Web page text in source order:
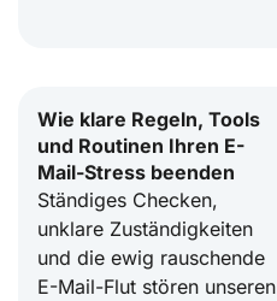
Wie klare Regeln, Tools
und Routinen Ihren E-
Mail-Stress beenden
Ständiges Checken,
unklare Zuständigkeiten
und die ewig rauschende
E-Mail-Flut stören unseren